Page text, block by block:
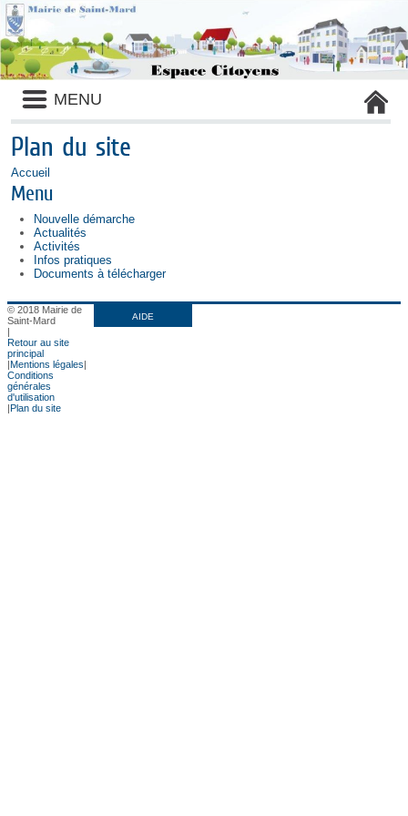
Liste
des
avertissements
MENU
Plan du site
Accueil
Menu
Nouvelle démarche
Actualités
Activités
Infos pratiques
Documents à télécharger
© 2018 Mairie de
Saint-Mard
|
Retour au site
principal
|Mentions légales|
Conditions
générales
d'utilisation
|Plan du site
AIDE